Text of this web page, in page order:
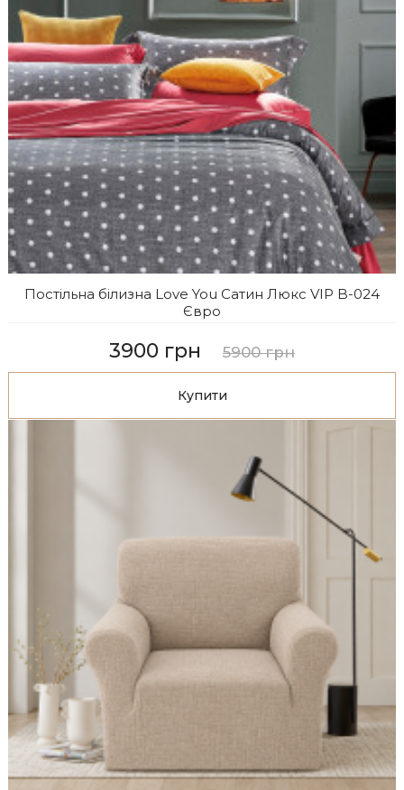
Постільна білизна Love You Сатин Люкс VIP B-024
Євро
3900 грн 5900 грн
Купити